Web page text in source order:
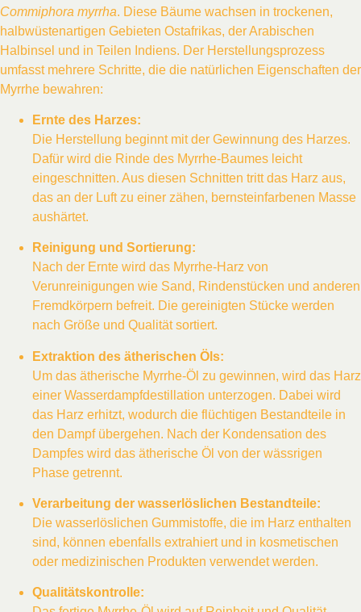
Commiphora myrrha. Diese Bäume wachsen in trockenen,
halbwüstenartigen Gebieten Ostafrikas, der Arabischen
Halbinsel und in Teilen Indiens. Der Herstellungsprozess
umfasst mehrere Schritte, die die natürlichen Eigenschaften der
Myrrhe bewahren:
Ernte des Harzes:
Die Herstellung beginnt mit der Gewinnung des Harzes.
Dafür wird die Rinde des Myrrhe-Baumes leicht
eingeschnitten. Aus diesen Schnitten tritt das Harz aus,
das an der Luft zu einer zähen, bernsteinfarbenen Masse
aushärtet.
Reinigung und Sortierung:
Nach der Ernte wird das Myrrhe-Harz von
Verunreinigungen wie Sand, Rindenstücken und anderen
Fremdkörpern befreit. Die gereinigten Stücke werden
nach Größe und Qualität sortiert.
Extraktion des ätherischen Öls:
Um das ätherische Myrrhe-Öl zu gewinnen, wird das Harz
einer Wasserdampfdestillation unterzogen. Dabei wird
das Harz erhitzt, wodurch die flüchtigen Bestandteile in
den Dampf übergehen. Nach der Kondensation des
Dampfes wird das ätherische Öl von der wässrigen
Phase getrennt.
Verarbeitung der wasserlöslichen Bestandteile:
Die wasserlöslichen Gummistoffe, die im Harz enthalten
sind, können ebenfalls extrahiert und in kosmetischen
oder medizinischen Produkten verwendet werden.
Qualitätskontrolle: